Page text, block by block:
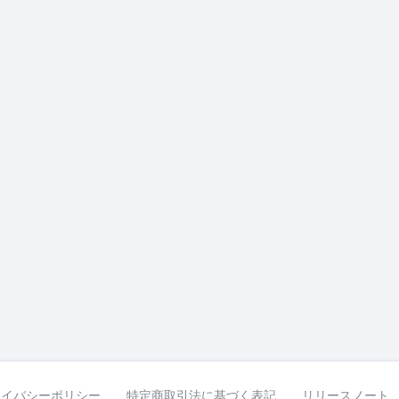
バシーポリシー 特定商取引法に基づく表記 リリースノート